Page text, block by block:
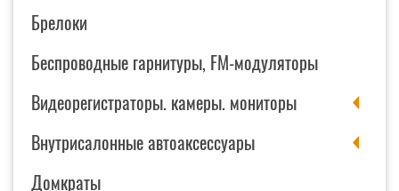
Брелоки
Беспроводные гарнитуры, FM-модуляторы
Видеорегистраторы. камеры. мониторы
Внутрисалонные автоаксессуары
Домкраты